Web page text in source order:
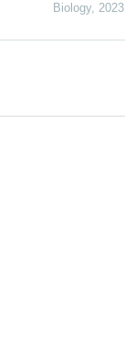
Biology, 2023